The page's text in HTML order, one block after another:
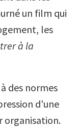
un film qui
les
à la
des normes
d'une
organisation.